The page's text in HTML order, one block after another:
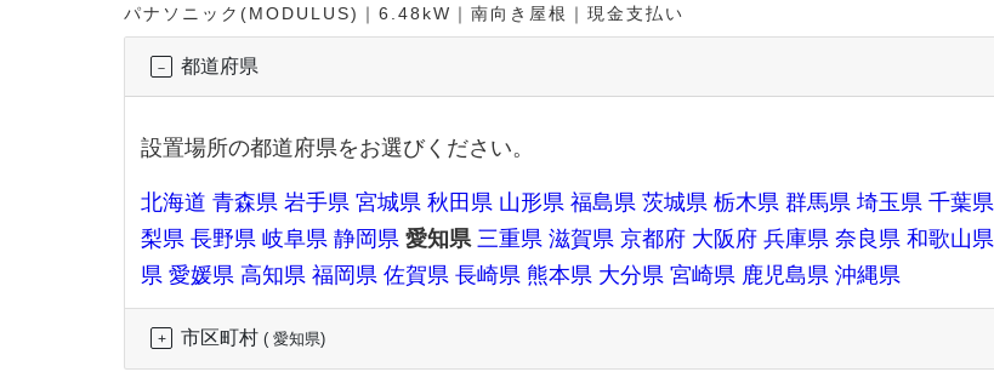
パナソニック(MODULUS)｜6.48kW｜南向き屋根｜現金支払い
都道府県
設置場所の都道府県をお選びください。
北海道 青森県 岩手県 宮城県 秋田県 山形県 福島県 茨城県 栃木県 群馬県 埼玉県 千葉県
梨県 長野県 岐阜県 静岡県 愛知県 三重県 滋賀県 京都府 大阪府 兵庫県 奈良県 和歌山県
県 愛媛県 高知県 福岡県 佐賀県 長崎県 熊本県 大分県 宮崎県 鹿児島県 沖縄県
市区町村 ( 愛知県)